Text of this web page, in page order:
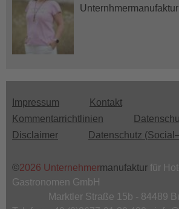
Unternhmermanufaktur
Menu
footer
Impressum
Kontakt
Kommentarrichtlinien
Disclaimer
Datenschutz
©2026 Unternehmermanufaktur für
Gastronomen GmbH
Marktler Straße 15b - 84489